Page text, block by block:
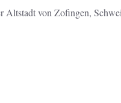
von Zofingen,